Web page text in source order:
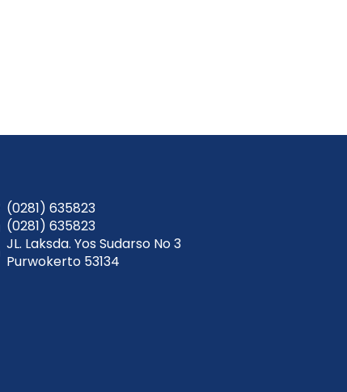
(0281) 635823
(0281) 635823
JL. Laksda. Yos Sudarso No 3
Purwokerto 53134